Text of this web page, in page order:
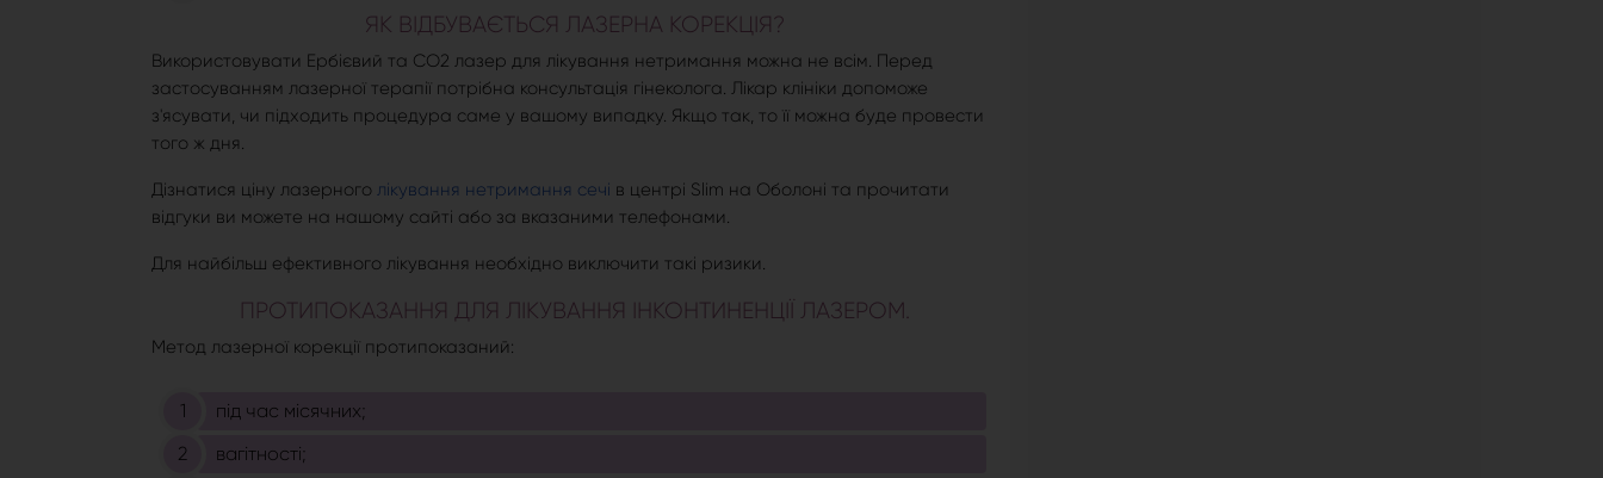
ЯК ВІДБУВАЄТЬСЯ ЛАЗЕРНА КОРЕКЦІЯ?
Використовувати Ербієвий та СО2 лазер для лікування нетримання можна не всім. Перед
застосуванням лазерної терапії потрібна консультація гінеколога. Лікар клініки допоможе
з'ясувати, чи підходить процедура саме у вашому випадку. Якщо так, то її можна буде провести
того ж дня.
Дізнатися ціну лазерного лікування нетримання сечі в центрі Slim на Оболоні та прочитати
відгуки ви можете на нашому сайті або за вказаними телефонами.
Для найбільш ефективного лікування необхідно виключити такі ризики.
ПРОТИПОКАЗАННЯ ДЛЯ ЛІКУВАННЯ ІНКОНТИНЕНЦІЇ ЛАЗЕРОМ.
Метод лазерної корекції протипоказаний:
під час місячних;
вагітності;